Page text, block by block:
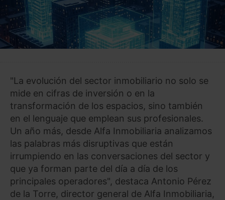
"La evolución del sector inmobiliario no solo se
mide en cifras de inversión o en la
transformación de los espacios, sino también
en el lenguaje que emplean sus profesionales.
Un año más, desde Alfa Inmobiliaria analizamos
las palabras más disruptivas que están
irrumpiendo en las conversaciones del sector y
que ya forman parte del día a día de los
principales operadores", destaca Antonio Pérez
de la Torre, director general de Alfa Inmobiliaria,